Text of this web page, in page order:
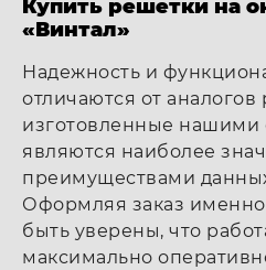
Купить решетки на
«Винтал»
Надежность и
отличаются от
изготовленные нашими
являются наиболее
преимуществами
Оформляя заказ
быть уверены, что
максимально